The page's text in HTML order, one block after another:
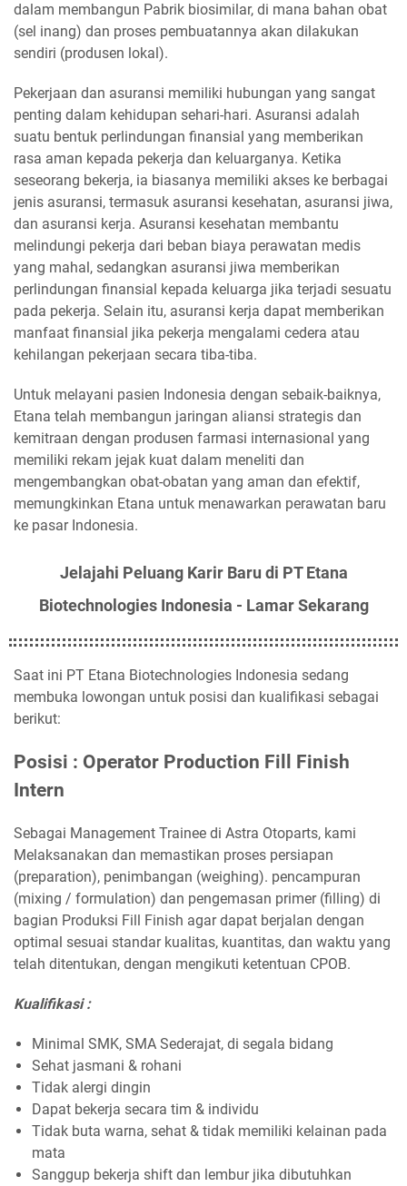
dalam membangun Pabrik biosimilar, di mana bahan obat
(sel inang) dan proses pembuatannya akan dilakukan
sendiri (produsen lokal).
Pekerjaan dan asuransi memiliki hubungan yang sangat
penting dalam kehidupan sehari-hari. Asuransi adalah
suatu bentuk perlindungan finansial yang memberikan
rasa aman kepada pekerja dan keluarganya. Ketika
seseorang bekerja, ia biasanya memiliki akses ke berbagai
jenis asuransi, termasuk asuransi kesehatan, asuransi jiwa,
dan asuransi kerja. Asuransi kesehatan membantu
melindungi pekerja dari beban biaya perawatan medis
yang mahal, sedangkan asuransi jiwa memberikan
perlindungan finansial kepada keluarga jika terjadi sesuatu
pada pekerja. Selain itu, asuransi kerja dapat memberikan
manfaat finansial jika pekerja mengalami cedera atau
kehilangan pekerjaan secara tiba-tiba.
Untuk melayani pasien Indonesia dengan sebaik-baiknya,
Etana telah membangun jaringan aliansi strategis dan
kemitraan dengan produsen farmasi internasional yang
memiliki rekam jejak kuat dalam meneliti dan
mengembangkan obat-obatan yang aman dan efektif,
memungkinkan Etana untuk menawarkan perawatan baru
ke pasar Indonesia.
Jelajahi Peluang Karir Baru di PT Etana
Biotechnologies Indonesia - Lamar Sekarang
Saat ini PT Etana Biotechnologies Indonesia sedang
membuka lowongan untuk posisi dan kualifikasi sebagai
berikut:
Posisi : Operator Production Fill Finish
Intern
Sebagai Management Trainee di Astra Otoparts, kami
Melaksanakan dan memastikan proses persiapan
(preparation), penimbangan (weighing). pencampuran
(mixing / formulation) dan pengemasan primer (filling) di
bagian Produksi Fill Finish agar dapat berjalan dengan
optimal sesuai standar kualitas, kuantitas, dan waktu yang
telah ditentukan, dengan mengikuti ketentuan CPOB.
Kualifikasi :
Minimal SMK, SMA Sederajat, di segala bidang
Sehat jasmani & rohani
Tidak alergi dingin
Dapat bekerja secara tim & individu
Tidak buta warna, sehat & tidak memiliki kelainan pada
mata
Sanggup bekerja shift dan lembur jika dibutuhkan